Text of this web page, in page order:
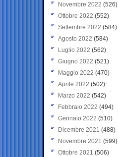
Novembre 2022 (526)
Ottobre 2022 (552)
Settembre 2022 (584)
Agosto 2022 (584)
Luglio 2022 (562)
Giugno 2022 (521)
Maggio 2022 (470)
Aprile 2022 (502)
Marzo 2022 (542)
Febbraio 2022 (494)
Gennaio 2022 (510)
Dicembre 2021 (488)
Novembre 2021 (599)
Ottobre 2021 (506)